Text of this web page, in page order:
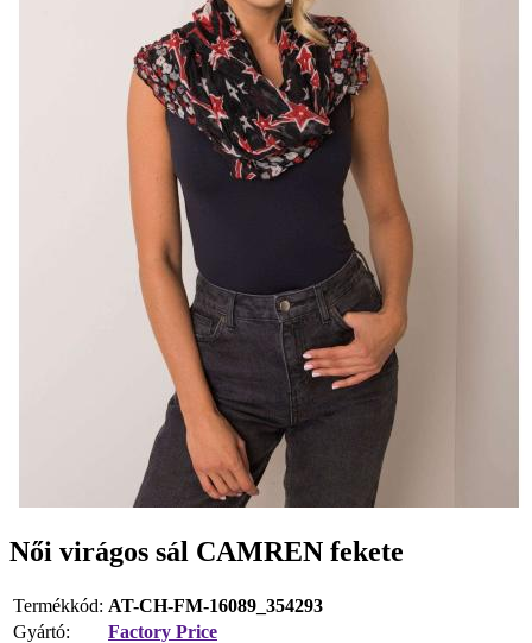
Női virágos sál CAMREN fekete
Termékkód: AT-CH-FM-16089_354293
Gyártó:
Factory Price